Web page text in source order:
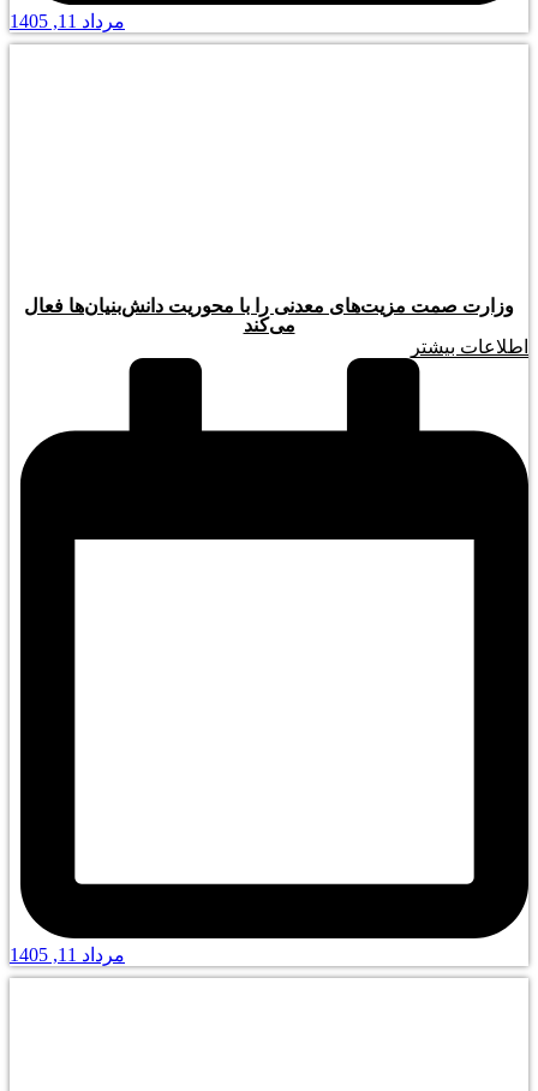
مرداد 11, 1405
وزارت صمت مزیت‌های معدنی را با محوریت دانش‌بنیان‌ها فعال
می‌کند
اطلاعات بیشتر
مرداد 11, 1405